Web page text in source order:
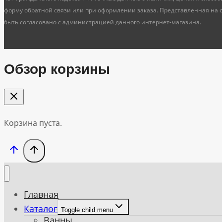
форму обратной связи или при оформлении заказа. Представленная
быть согласовано с администрацией данного интернет-магазина.
Обзор корзины
Корзина пуста.
Главная
Каталог Toggle child menu